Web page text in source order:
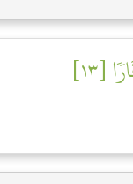
[١٣]